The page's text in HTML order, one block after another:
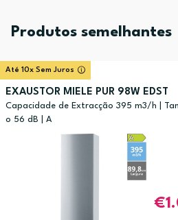
Produtos semelhantes
Até 10x Sem Juros
EXAUSTOR MIELE PUR 98W EDST
Capacidade de Extracção 395 m3/h |
o 56 dB | A